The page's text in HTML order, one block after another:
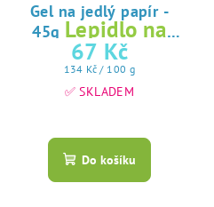
Gel na jedlý papír -
45g Lepidlo na
jedlý papír
67 Kč
Měrná
cena:
134 Kč / 100 g
✅ SKLADEM
hodnocení
produktu
Do košíku